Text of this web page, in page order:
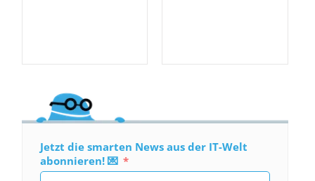
Jetzt die smarten News aus der IT-Welt
abonnieren! 💌